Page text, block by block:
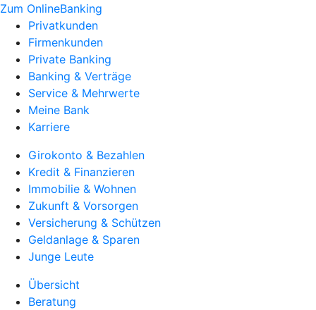
Zum OnlineBanking
Privatkunden
Firmenkunden
Private Banking
Banking & Verträge
Service & Mehrwerte
Meine Bank
Karriere
Girokonto & Bezahlen
Kredit & Finanzieren
Immobilie & Wohnen
Zukunft & Vorsorgen
Versicherung & Schützen
Geldanlage & Sparen
Junge Leute
Übersicht
Beratung